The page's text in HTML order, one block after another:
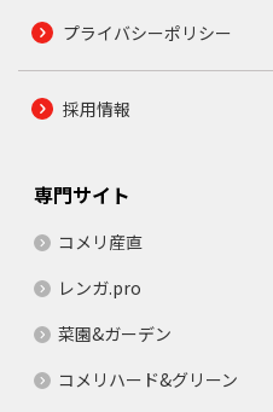
プライバシーポリシー
採用情報
専門サイト
コメリ産直
レンガ.pro
菜園&ガーデン
コメリハード&グリーン